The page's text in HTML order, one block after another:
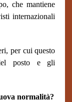
che mantiene
internazionali
per cui questo
posto e gli
normalità?